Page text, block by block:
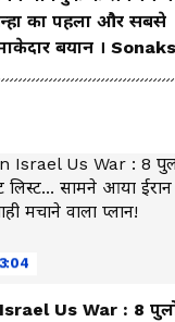
का पहला और सबसे
बयान ।
wangchuk
Us War : 8